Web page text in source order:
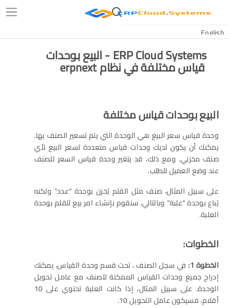
ERP Cloud Systems - البيع بوحدات
قياس مختلفة في نظام erpnext
البيع بوحدات قياس مختلفة
وحدة قياس سعر البيع هي الوحدة التي يتم تسعير الصنف بها.
يمكنك أن يكون لديك وحدات قياس متعددة لسعر البيع لأي
صنف مخزني. ومع ذلك، قد يتغير وحدة قياس السعر للصنف
عند وضع العميل للطلب.
على سبيل المثال، صنف مثل القلم يُخزن بوحدة "عدد" ولكنه
يُباع بوحدة "علبة" وبالتالي، سنقوم بإنشاء امر بيع للقلم بوحدة
العلبة.
الخطوات:
الخطوة 1:
في سجل الصنف ، تحت قسم وحدة القياس، يمكنك
إدراج جميع وحدات القياس الممكنة للصنف مع عامل تحويل
الوحدة. على سبيل المثال، إذا كانت العلبة تحتوي على 10
أقلام، فسيكون عامل التحويل 10.